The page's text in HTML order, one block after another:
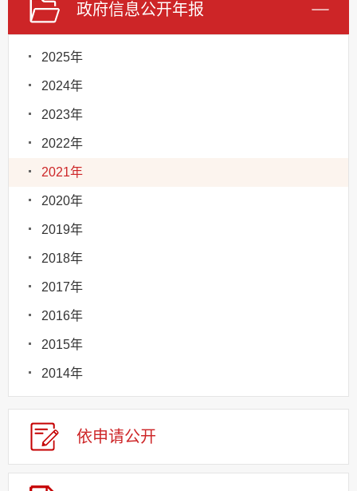
政府信息公开年报
2025年
2024年
2023年
2022年
2021年
2020年
2019年
2018年
2017年
2016年
2015年
2014年
依申请公开